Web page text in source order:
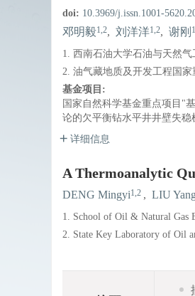
doi: 10.3969/j.issn.1001-
邓明毅1,2, 刘洋洋1,2, 谢刚
1. 西南石油大学石油与天然气
2. 油气藏地质及开发工程国家
基金项目:
国家自然科学基金重点项目"
论的欠平衡钻水平井井壁失稳
详细信息
A Thermoanalytic
DENG Mingyi1,2 , LIU
1. School of Oil & Natural Gas
2. State Key Laboratory of Oil